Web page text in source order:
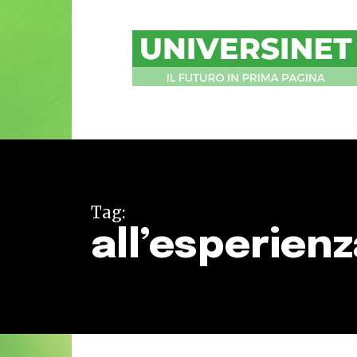
UniversiNet
Magazine
Tag: